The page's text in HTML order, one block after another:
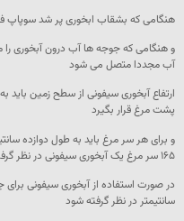
هنگامی که بشقاب ابخوری پر شد سوپاپ
و هنگامی که جوجه ها آب درون آبخوری
آب مجددا متصل می شود
ارتفاع آبخوری سیفونی از سطح زمین باید
پشت مرغ قرار بگیرد
و برای هر سر مرغ باید به طول دوازده
۱۶۵ سر مرغ یک آبخوری سیفونی در نظر گرفته شود
در صورت استفاده از آبخوری سیفونی
سانتیمتر در نظر گرفته شود